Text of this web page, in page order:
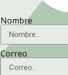
Nombre
Correo